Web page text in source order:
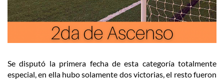
Se disputó la primera fecha de esta categoría totalmente
especial, en ella hubo solamente dos victorias, el resto fueron